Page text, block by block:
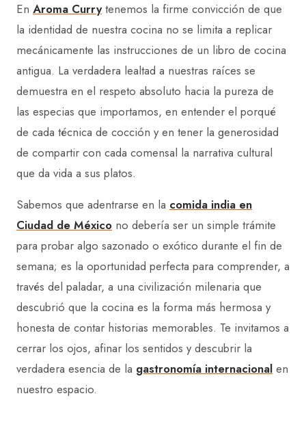
En Aroma Currytenemos la firme convicción de que
la identidad de nuestra cocina no se limita a replicar
mecánicamente las instrucciones de un libro de cocina
antigua. La verdadera lealtad a nuestras raíces se
demuestra en el respeto absoluto hacia la pureza de
las especias que importamos, en entender el porqué
de cada técnica de cocción y en tener la generosidad
de compartir con cada comensal la narrativa cultural
que da vida a sus platos.
Sabemos que adentrarse en la comida india en
Ciudad de México no debería ser un simple trámite
para probar algo sazonado o exótico durante el fin de
semana; es la oportunidad perfecta para comprender, a
través del paladar, a una civilización milenaria que
descubrió que la cocina es la forma más hermosa y
honesta de contar historias memorables. Te invitamos a
cerrar los ojos, afinar los sentidos y descubrir la
verdadera esencia de la gastronomía internacional en
nuestro espacio.